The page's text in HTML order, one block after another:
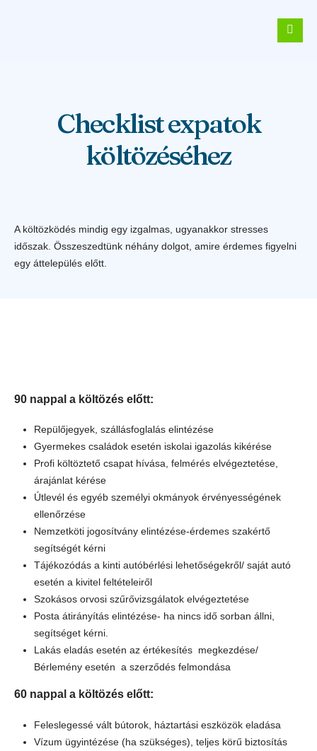
Checklist expatok
költözéséhez
A költözködés mindig egy izgalmas, ugyanakkor stresses
időszak. Összeszedtünk néhány dolgot, amire érdemes figyelni
egy áttelepülés előtt.
90 nappal a költözés előtt:
Repülőjegyek, szállásfoglalás elintézése
Gyermekes családok esetén iskolai igazolás kikérése
Profi költöztető csapat hívása, felmérés elvégeztetése,
árajánlat kérése
Útlevél és egyéb személyi okmányok érvényességének
ellenőrzése
Nemzetköti jogosítvány elintézése-érdemes szakértő
segítségét kérni
Tájékozódás a kinti autóbérlési lehetőségekről/ saját autó
esetén a kivitel feltételeiről
Szokásos orvosi szűrővizsgálatok elvégeztetése
Posta átirányítás elintézése- ha nincs idő sorban állni,
segítséget kérni.
Lakás eladás esetén az értékesítés megkezdése/
Bérlemény esetén a szerződés felmondása
60 nappal a költözés előtt:
Feleslegessé vált bútorok, háztartási eszközök eladása
Vízum ügyintézése (ha szükséges), teljes körű biztosítás